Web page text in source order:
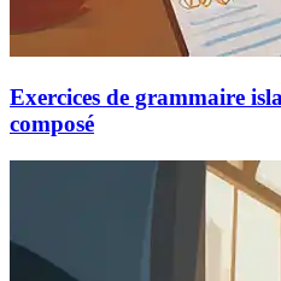
Exercices de grammaire
composé